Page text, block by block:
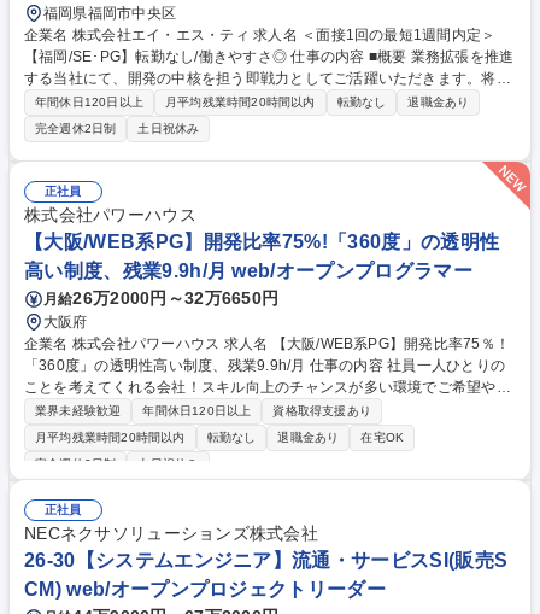
福岡県福岡市中央区
企業名 株式会社エイ・エス・ティ 求人名 ＜面接1回の最短1週間内定＞
【福岡/SE･PG】転勤なし/働きやすさ◎ 仕事の内容 ■概要 業務拡張を推進
する当社にて、開発の中核を担う即戦力としてご活躍いただきます。将来
的には、社内で不足しているミドル層のコアとして、現場リーダーや後輩
の教育・OJT担当をお任せするミッションです。 ■詳細 金融・自治体・物
流等の大規模システム開発を中心に、適性に応じたプロジェクトへチーム
体制で参画します。 設計から運用保守まで、開発の面白さや技術者として
の確かな手応えを得られます。 現リーダーの新事業挑戦に伴う後任募集の
ため、早期に要件定義などの上流工程やマネジメント、新卒・若手メンバ
ーの教育へとステップアップできる、組織の中核としての高いやりがいと
重要性があります。 募集職種 ＜面接1回の最短1週間内定＞【福岡/SE･P
G】転勤なし/働きやすさ◎
年間休日120日以上 月平均残業時間20時間以内 転勤なし
退職金あり
完全週休2日制
土日祝休み
正社員
株式会社パワーハウス
【大阪/WEB系PG】開発比率75%!「360度」の透明性
高い制度、残業9.9h/月 web/オープンプログラマー
月給26万2000円～32万6650円
大阪府
企業名 株式会社パワーハウス 求人名 【大阪/WEB系PG】開発比率75％！
「360度」の透明性高い制度、残業9.9h/月 仕事の内容 社員一人ひとりの
ことを考えてくれる会社！スキル向上のチャンスが多い環境でご希望や実
績に応じて、上流工程や管理業務も経験可能です。 直近の業務割合や作業
割合は必要な能力・経験に記載の通り。 ■案件：電力、流通/販売、保険/
金融業向けの業務系ソフトウェア開発 ・例：大手デベロッパーグループ企
定義、基本設計、詳細設計、製造～結合テスト） 【キャリア】大阪本社の
エンジニアのうち60%以上がSEクラス以上。ご経験に応じたフォロー体
制や、上流/管理業務など適性や希望に応じたキャリア提示可能な環境。
募集職種 【大阪/WEB系PG】開発比率75％！「360度」の透明性高い制
度、残業9.9h/月
業界未経験歓迎 年間休日120日以上
資格取得支援あり
月平均残業時間20時間以内
転勤なし 退職金あり
在宅OK
完全週休2日制
土日祝休み
正社員
NECネクサソリューションズ株式会社
26-30【システムエンジニア】流通・サービスSI(販売S
CM) web/オープンプロジェクトリーダー